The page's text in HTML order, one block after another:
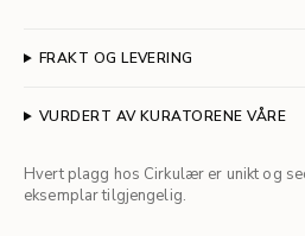
FRAKT OG LEVERING
VURDERT AV KURATORENE VÅRE
Hvert plagg hos Cirkulær er unikt og
eksemplar tilgjengelig.